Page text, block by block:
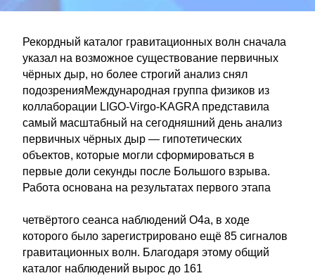
Рекордный каталог гравитационных волн сначала
указал на возможное существование первичных
чёрных дыр, но более строгий анализ снял
подозренияМеждународная группа физиков из
коллаборации LIGO-Virgo-KAGRA представила
самый масштабный на сегодняшний день анализ
первичных чёрных дыр — гипотетических
объектов, которые могли сформироваться в
первые доли секунды после Большого взрыва.
Работа основана на результатах первого этапа
четвёртого сеанса наблюдений O4a, в ходе
которого было зарегистрировано ещё 85 сигналов
гравитационных волн. Благодаря этому общий
каталог наблюдений вырос до 161